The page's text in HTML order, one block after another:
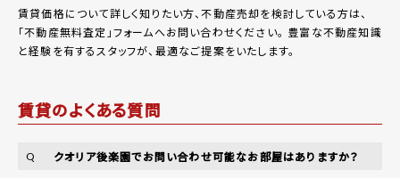
賃貸価格について詳しく知りたい方、不動産売却を検討している方は、
「不動産無料査定 」フォームへお問い合わせください。 豊富な不動産知識
と経験を有するスタッフが、最適なご提案をいたします。
賃貸のよくある質問
Q クオリア後楽園でお問い合わせ可能なお部屋はありますか？